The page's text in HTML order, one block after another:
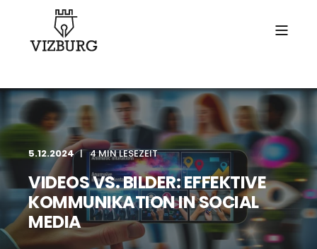
5.12.2024 4 MIN LESEZEIT
VIDEOS VS. BILDER: EFFEKTIVE
KOMMUNIKATION IN SOCIAL
MEDIA